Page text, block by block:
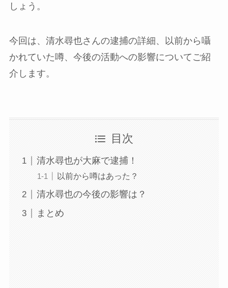
しょう。
今回は、清水尋也さんの逮捕の詳細、以前から囁
かれていた噂、今後の活動への影響についてご紹
介します。
目次
清水尋也が大麻で逮捕！
以前から噂はあった？
清水尋也の今後の影響は？
まとめ